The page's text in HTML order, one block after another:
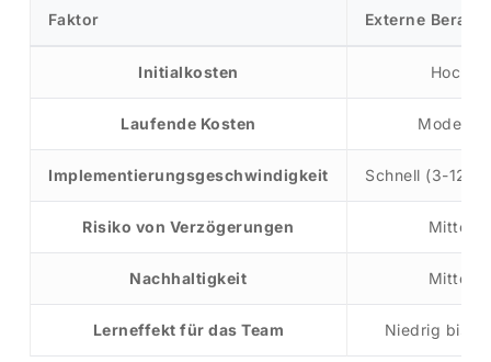
Faktor Externe
Initialkosten Hoch
Laufende Kosten Moderat
Implementierungsgeschwindigkeit Schnell (3-12
Risiko von Verzögerungen Mittel
Nachhaltigkeit Mittel
Lerneffekt für das Team Niedrig bis